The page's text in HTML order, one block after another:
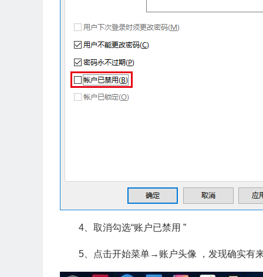
4、取消勾选“账户已禁用 ”
5、点击开始菜单→账户头像 ，发现确实